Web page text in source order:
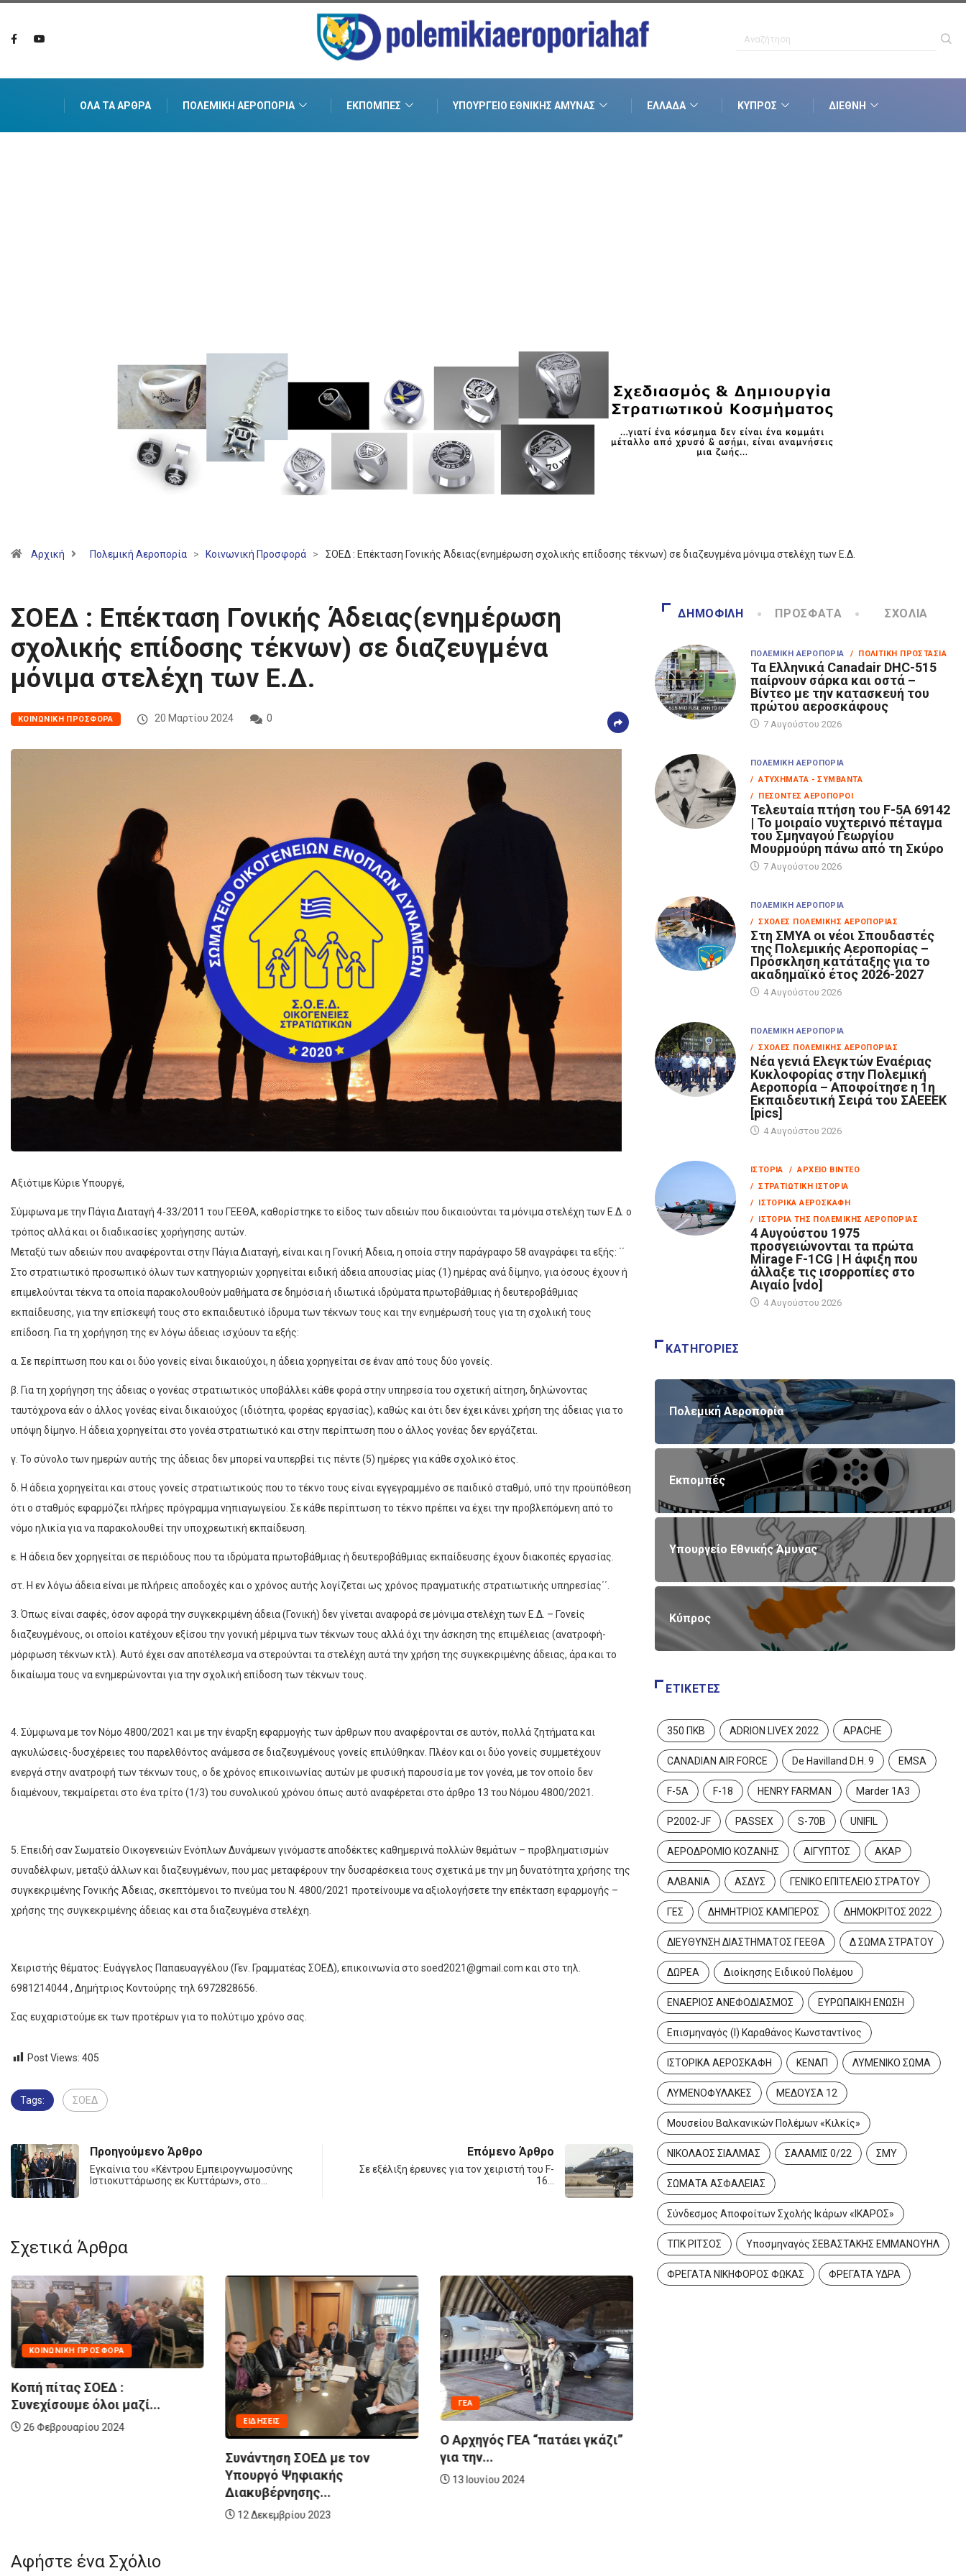
ΌΛΑ ΤΑ ΆΡΘΡΑ ΠΟΛΕΜΙΚΉ ΑΕΡΟΠΟΡΊΑ ΕΚΠΟΜΠΈΣ ΥΠΟΥΡΓΕΊΟ ΕΘΝΙΚΉΣ ΆΜΥΝΑΣ ΕΛΛΆΔΑ ΚΎΠΡΟΣ ΔΙΕΘΝΉ
Αρχική Πολεμική Αεροπορία > Κοινωνική Προσφορά > ΣΟΕΔ : Επέκταση Γονικής Άδειας(ενημέρωση σχολικής επίδοσης τέκνων) σε διαζευγμένα μόνιμα στελέχη των Ε.Δ.
ΣΟΕΔ : Επέκταση Γονικής Άδειας(ενημέρωση
σχολικής επίδοσης τέκνων) σε διαζευγμένα
μόνιμα στελέχη των Ε.Δ.
ΚΟΙΝΩΝΙΚΉ ΠΡΟΣΦΟΡΆ 20 Μαρτίου 2024 0
Αξιότιμε Κύριε Υπουργέ,
Σύμφωνα με την Πάγια Διαταγή 4-33/2011 του ΓΕΕΘΑ, καθορίστηκε το είδος των αδειών που δικαιούνται τα μόνιμα στελέχη των Ε.Δ. ο
τρόπος αλλά και οι διαδικασίες χορήγησης αυτών.
Μεταξύ των αδειών που αναφέρονται στην Πάγια Διαταγή, είναι και η Γονική Άδεια, η οποία στην παράγραφο 58 αναγράφει τα εξής: ΄΄
Στο στρατιωτικό προσωπικό όλων των κατηγοριών χορηγείται ειδική άδεια απουσίας µίας (1) ημέρας ανά δίμηνο, για όσους έχουν ή
επιμελούνται τέκνα τα οποία παρακολουθούν μαθήματα σε δημόσια ή ιδιωτικά ιδρύματα πρωτοβάθμιας ή δευτεροβάθμιας
εκπαίδευσης, για την επίσκεψή τους στο εκπαιδευτικό ίδρυμα των τέκνων τους και την ενημέρωσή τους για τη σχολική τους
επίδοση. Για τη χορήγηση της εν λόγω άδειας ισχύουν τα εξής:
α. Σε περίπτωση που και οι δύο γονείς είναι δικαιούχοι, η άδεια χορηγείται σε έναν από τους δύο γονείς.
β. Για τη χορήγηση της άδειας ο γονέας στρατιωτικός υποβάλλει κάθε φορά στην υπηρεσία του σχετική αίτηση, δηλώνοντας
ταυτόχρονα εάν ο άλλος γονέας είναι δικαιούχος (ιδιότητα, φορέας εργασίας), καθώς και ότι δεν έχει κάνει χρήση της άδειας για το
υπόψη δίμηνο. Η άδεια χορηγείται στο γονέα στρατιωτικό και στην περίπτωση που ο άλλος γονέας δεν εργάζεται.
γ. Το σύνολο των ημερών αυτής της άδειας δεν μπορεί να υπερβεί τις πέντε (5) ημέρες για κάθε σχολικό έτος.
δ. Η άδεια χορηγείται και στους γονείς στρατιωτικούς που το τέκνο τους είναι εγγεγραμμένο σε παιδικό σταθμό, υπό την προϋπόθεση
ότι ο σταθμός εφαρμόζει πλήρες πρόγραμμα νηπιαγωγείου. Σε κάθε περίπτωση το τέκνο πρέπει να έχει την προβλεπόμενη από το
νόμο ηλικία για να παρακολουθεί την υποχρεωτική εκπαίδευση.
ε. Η άδεια δεν χορηγείται σε περιόδους που τα ιδρύματα πρωτοβάθμιας ή δευτεροβάθμιας εκπαίδευσης έχουν διακοπές εργασίας.
στ. Η εν λόγω άδεια είναι µε πλήρεις αποδοχές και ο χρόνος αυτής λογίζεται ως χρόνος πραγματικής στρατιωτικής υπηρεσίας΄΄.
3. Όπως είναι σαφές, όσον αφορά την συγκεκριμένη άδεια (Γονική) δεν γίνεται αναφορά σε μόνιμα στελέχη των Ε.Δ. – Γονείς
διαζευγμένους, οι οποίοι κατέχουν εξίσου την γονική μέριμνα των τέκνων τους αλλά όχι την άσκηση της επιμέλειας (ανατροφή-
μόρφωση τέκνων κτλ). Αυτό έχει σαν αποτέλεσμα να στερούνται τα στελέχη αυτά την χρήση της συγκεκριμένης άδειας, άρα και το
δικαίωμα τους να ενημερώνονται για την σχολική επίδοση των τέκνων τους.
4. Σύμφωνα με τον Νόμο 4800/2021 και με την έναρξη εφαρμογής των άρθρων που αναφέρονται σε αυτόν, πολλά ζητήματα και
αγκυλώσεις-δυσχέρειες του παρελθόντος ανάμεσα σε διαζευγμένους γονείς επιλύθηκαν. Πλέον και οι δύο γονείς συμμετέχουν
ενεργά στην ανατροφή των τέκνων τους, ο δε χρόνος επικοινωνίας αυτών με φυσική παρουσία με τον γονέα, με τον οποίο δεν
διαμένουν, τεκμαίρεται στο ένα τρίτο (1/3) του συνολικού χρόνου όπως αυτό αναφέρεται στο άρθρο 13 του Νόμου 4800/2021.
5. Επειδή σαν Σωματείο Οικογενειών Ενόπλων Δυνάμεων γινόμαστε αποδέκτες καθημερινά πολλών θεμάτων – προβληματισμών
συναδέλφων, μεταξύ άλλων και διαζευγμένων, που μας μεταφέρουν την δυσαρέσκεια τους σχετικά με την μη δυνατότητα χρήσης της
συγκεκριμένης Γονικής Άδειας, σκεπτόμενοι το πνεύμα του Ν. 4800/2021 προτείνουμε να αξιολογήσετε την επέκταση εφαρμογής –
χρήσης της συγκεκριμένης άδειας και στα διαζευγμένα στελέχη.
Χειριστής θέματος: Ευάγγελος Παπαευαγγέλου (Γεν. Γραμματέας ΣΟΕΔ), επικοινωνία στο soed2021@gmail.com και στο τηλ.
6981214044 , Δημήτριος Κοντούρης τηλ 6972828656.
Σας ευχαριστούμε εκ των προτέρων για το πολύτιμο χρόνο σας.
Post Views: 405
Tags: ΣΟΕΔ
Προηγούμενο Άρθρο
Εγκαίνια του «Κέντρου Εμπειρογνωμοσύνης
Ιστιοκυττάρωσης εκ Κυττάρων», στο…
Επόμενο Άρθρο
Σε εξέλιξη έρευνες για τον χειριστή του F-
16…
Σχετικά Άρθρα
ΕΙΔΉΣΕΙΣ
ΓΕΑ
Ο Αρχηγός ΓΕΑ “πατάει γκάζι”
για την...
13 Ιουνίου 2024
ΚΟΙΝΩΝΙΚΉ ΠΡΟΣΦΟΡΆ
Κοπή πίτας ΣΟΕΔ :
Συνεχίσουμε όλοι μαζί...
Αφήστε ένα Σχόλιο
ΔΗΜΟΦΙΛΉ ΠΡΌΣΦΑΤΑ ΣΧΌΛΙΑ
ΠΟΛΕΜΙΚΉ ΑΕΡΟΠΟΡΊΑ / ΠΟΛΙΤΙΚΉ ΠΡΟΣΤΑΣΊΑ
Τα Eλληνικά Canadair DHC-515
παίρνουν σάρκα και οστά –
Βίντεο με την κατασκευή του
πρώτου αεροσκάφους
7 Αυγούστου 2026
ΠΟΛΕΜΙΚΉ ΑΕΡΟΠΟΡΊΑ
/ ΑΤΥΧΉΜΑΤΑ - ΣΥΜΒΆΝΤΑ
/ ΠΕΣΌΝΤΕΣ ΑΕΡΟΠΌΡΟΙ
Τελευταία πτήση του F-5A 69142
| Το μοιραίο νυχτερινό πέταγμα
του Σμηναγού Γεωργίου
Μουρμούρη πάνω από τη Σκύρο
7 Αυγούστου 2026
ΠΟΛΕΜΙΚΉ ΑΕΡΟΠΟΡΊΑ
/ ΣΧΟΛΈΣ ΠΟΛΕΜΙΚΉΣ ΑΕΡΟΠΟΡΊΑΣ
Στη ΣΜΥΑ οι νέοι Σπουδαστές
της Πολεμικής Αεροπορίας –
Πρόσκληση κατάταξης για το
ακαδημαϊκό έτος 2026-2027
4 Αυγούστου 2026
ΠΟΛΕΜΙΚΉ ΑΕΡΟΠΟΡΊΑ
/ ΣΧΟΛΈΣ ΠΟΛΕΜΙΚΉΣ ΑΕΡΟΠΟΡΊΑΣ
Νέα γενιά Ελεγκτών Εναέριας
Κυκλοφορίας στην Πολεμική
Αεροπορία – Αποφοίτησε η 1η
Εκπαιδευτική Σειρά του ΣΑΕΕΕΚ
[pics]
4 Αυγούστου 2026
ΙΣΤΟΡΊΑ
/ ΑΡΧΕΊΟ ΒΊΝΤΕΟ
/ ΣΤΡΑΤΙΩΤΙΚΉ ΙΣΤΟΡΊΑ
/ ΙΣΤΟΡΙΚΆ ΑΕΡΟΣΚΆΦΗ
/ ΙΣΤΟΡΊΑ ΤΗΣ ΠΟΛΕΜΙΚΉΣ ΑΕΡΟΠΟΡΊΑΣ
4 Αυγούστου 1975
προσγειώνονται τα πρώτα
Mirage F-1CG | Η άφιξη που
άλλαξε τις ισορροπίες στο
Αιγαίο [vdo]
4 Αυγούστου 2026
ΚΑΤΗΓΟΡΊΕΣ
Πολεμική Αεροπορία
Εκπομπές
Υπουργείο Εθνικής Άμυνας
Κύπρος
ΕΤΙΚΈΤΕΣ
350 ΠΚΒ ADRION LIVEX 2022 APACHE
CANADIAN AIR FORCE De Havilland D.H. 9 EMSA
F-5A F-18 HENRY FARMAN Marder 1A3
P2002-JF PASSEX S-70B UNIFIL
ΑΕΡΟΔΡΟΜΙΟ ΚΟΖΑΝΗΣ ΑΙΓΥΠΤΟΣ ΑΚΑΡ
ΑΛΒΑΝΙΑ ΑΣΔΥΣ ΓΕΝΙΚΟ ΕΠΙΤΕΛΕΙΟ ΣΤΡΑΤΟΥ
ΓΕΣ ΔΗΜΗΤΡΙΟΣ ΚΑΜΠΕΡΟΣ ΔΗΜΟΚΡΙΤΟΣ 2022
ΔΙΕΥΘΥΝΣΗ ΔΙΑΣΤΗΜΑΤΟΣ ΓΕΕΘΑ Δ ΣΩΜΑ ΣΤΡΑΤΟΥ
ΔΩΡΕΑ Διοίκησης Ειδικού Πολέμου
ΕΝΑΕΡΙΟΣ ΑΝΕΦΟΔΙΑΣΜΟΣ ΕΥΡΩΠΑΙΚΗ ΕΝΩΣΗ
Επισμηναγός (Ι) Καραθάνος Κωνσταντίνος
ΙΣΤΟΡΙΚΑ ΑΕΡΟΣΚΑΦΗ ΚΕΝΑΠ ΛΥΜΕΝΙΚΟ ΣΩΜΑ
ΛΥΜΕΝΟΦΥΛΑΚΕΣ ΜΕΔΟΥΣΑ 12
Μουσείου Βαλκανικών Πολέμων «Κιλκίς»
ΝΙΚΟΛΑΟΣ ΣΙΑΛΜΑΣ ΣΑΛΑΜΙΣ 0/22 ΣΜΥ
ΣΩΜΑΤΑ ΑΣΦΑΛΕΙΑΣ
Σύνδεσμος Αποφοίτων Σχολής Ικάρων «ΙΚΑΡΟΣ»
ΤΠΚ ΡΙΤΣΟΣ Υποσμηναγός ΣΕΒΑΣΤΑΚΗΣ ΕΜΜΑΝΟΥΗΛ
ΦΡΕΓΑΤΑ ΝΙΚΗΦΟΡΟΣ ΦΩΚΑΣ ΦΡΕΓΑΤΑ ΥΔΡΑ